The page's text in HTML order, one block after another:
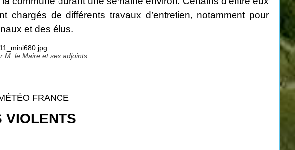
chargés de différents travaux d’entretien, notamment pour
et des élus.
M. le Maire et ses adjoints.
FRANCE
VIOLENTS